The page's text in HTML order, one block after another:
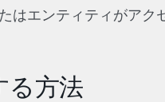
はエンティティがアク
る方法